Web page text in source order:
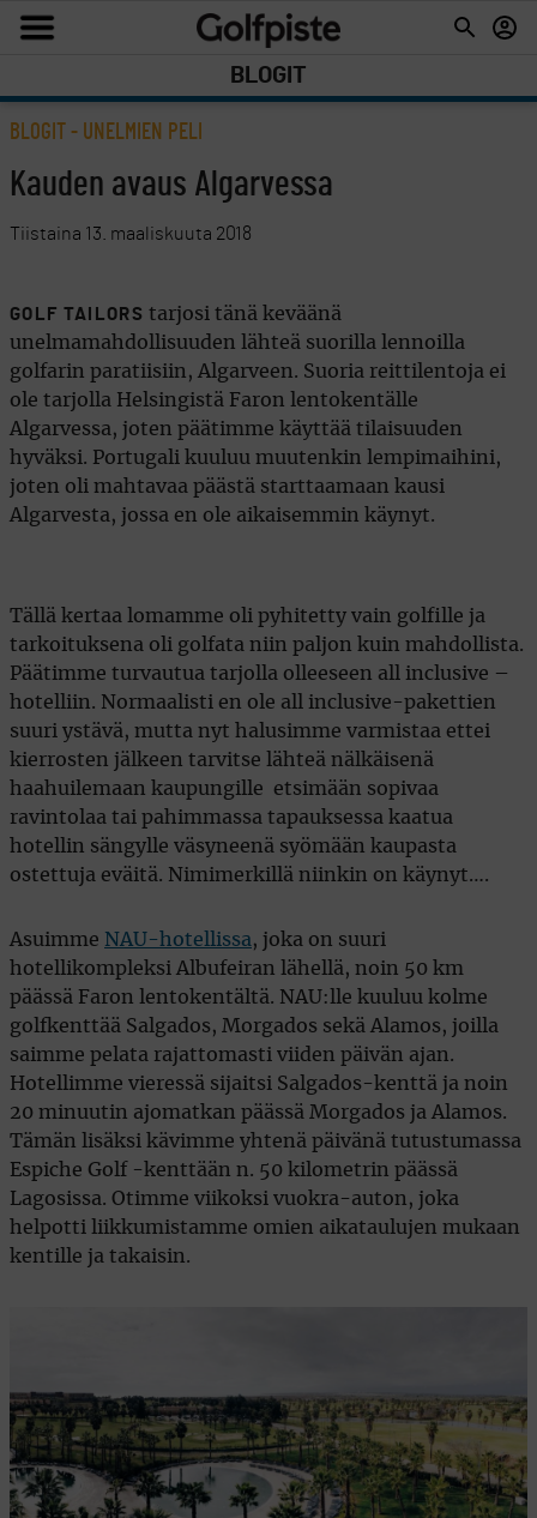
BLOGIT
BLOGIT - UNELMIEN PELI
Kauden avaus Algarvessa
Tiistaina 13. maaliskuuta 2018
GOLF TAILORS tarjosi tänä keväänä
unelmamahdollisuuden lähteä suorilla lennoilla
golfarin paratiisiin, Algarveen. Suoria reittilentoja ei
ole tarjolla Helsingistä Faron lentokentälle
Algarvessa, joten päätimme käyttää tilaisuuden
hyväksi. Portugali kuuluu muutenkin lempimaihini,
joten oli mahtavaa päästä starttaamaan kausi
Algarvesta, jossa en ole aikaisemmin käynyt.
Tällä kertaa lomamme oli pyhitetty vain golfille ja
tarkoituksena oli golfata niin paljon kuin mahdollista.
Päätimme turvautua tarjolla olleeseen all inclusive –
hotelliin. Normaalisti en ole all inclusive-pakettien
suuri ystävä, mutta nyt halusimme varmistaa ettei
kierrosten jälkeen tarvitse lähteä nälkäisenä
haahuilemaan kaupungille etsimään sopivaa
ravintolaa tai pahimmassa tapauksessa kaatua
hotellin sängylle väsyneenä syömään kaupasta
ostettuja eväitä. Nimimerkillä niinkin on käynyt….
Asuimme NAU-hotellissa, joka on suuri
hotellikompleksi Albufeiran lähellä, noin 50 km
päässä Faron lentokentältä. NAU:lle kuuluu kolme
golfkenttää Salgados, Morgados sekä Alamos, joilla
saimme pelata rajattomasti viiden päivän ajan.
Hotellimme vieressä sijaitsi Salgados-kenttä ja noin
20 minuutin ajomatkan päässä Morgados ja Alamos.
Tämän lisäksi kävimme yhtenä päivänä tutustumassa
Espiche Golf -kenttään n. 50 kilometrin päässä
Lagosissa. Otimme viikoksi vuokra-auton, joka
helpotti liikkumistamme omien aikataulujen mukaan
kentille ja takaisin.